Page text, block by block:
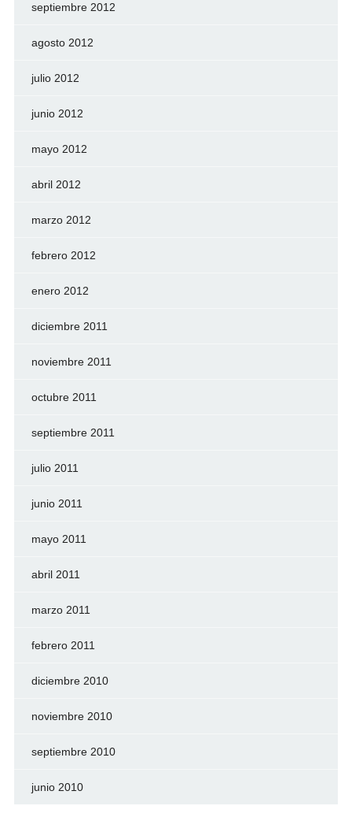
septiembre 2012
agosto 2012
julio 2012
junio 2012
mayo 2012
abril 2012
marzo 2012
febrero 2012
enero 2012
diciembre 2011
noviembre 2011
octubre 2011
septiembre 2011
julio 2011
junio 2011
mayo 2011
abril 2011
marzo 2011
febrero 2011
diciembre 2010
noviembre 2010
septiembre 2010
junio 2010